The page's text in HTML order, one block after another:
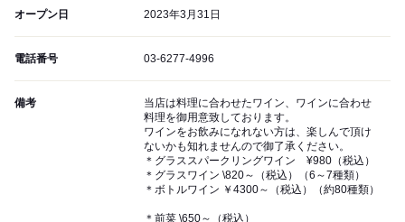
オープン日 2023年3月31日
電話番号 03-6277-4996
備考
当店は料理に合わせたワイン、ワインに合わせ
料理を御用意致しております。
ワインをお飲みになれない方は、楽しんで頂け
ないかも知れませんので御了承ください。
＊グラススパークリングワイン ¥980（税込）
＊グラスワイン \820～（税込）（6～7種類）
＊ボトルワイン ￥4300～（税込）（約80種類）
＊前菜 \650～（税込）